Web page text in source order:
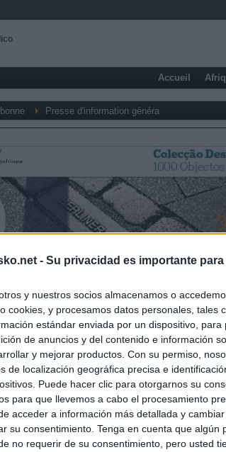
- Su privacidad es importante
y nuestros socios almacenamos o
cookies, y procesamos datos personales, tales
estándar enviada por un dispositivo, para
de anuncios y del contenido e información
y mejorar productos. Con su permiso,
de localización geográfica precisa e
Puede hacer clic para otorgarnos su
para que llevemos a cabo el procesamiento
acceder a información más detallada y
su consentimiento. Tenga en cuenta que
no requerir de su consentimiento, pero usted
Accueil
Presse d'information généra